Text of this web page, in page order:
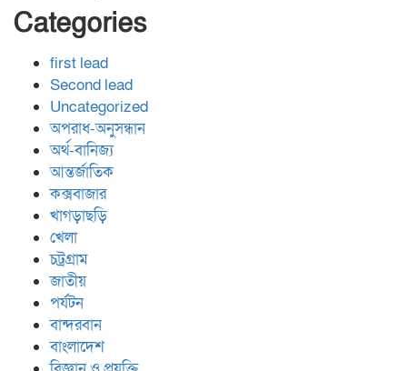
Categories
first lead
Second lead
Uncategorized
অপরাধ-অনুসন্ধান
অর্থ-বানিজ্য
আন্তর্জাতিক
কক্সবাজার
খাগড়াছড়ি
খেলা
চট্রগ্রাম
জাতীয়
পর্যটন
বান্দরবান
বাংলাদেশ